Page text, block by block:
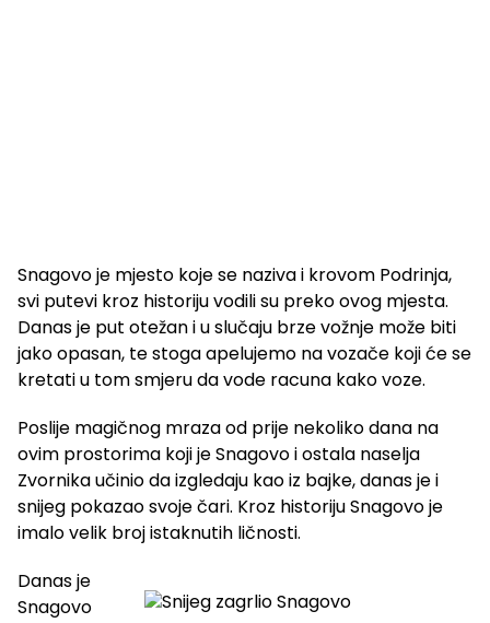
Snagovo je mjesto koje se naziva i krovom Podrinja,
svi putevi kroz historiju vodili su preko ovog mjesta.
Danas je put otežan i u slučaju brze vožnje može biti
jako opasan, te stoga apelujemo na vozače koji će se
kretati u tom smjeru da vode racuna kako voze.
Poslije magičnog mraza od prije nekoliko dana na
ovim prostorima koji je Snagovo i ostala naselja
Zvornika učinio da izgledaju kao iz bajke, danas je i
snijeg pokazao svoje čari. Kroz historiju Snagovo je
imalo velik broj istaknutih ličnosti.
Danas je
Snagovo